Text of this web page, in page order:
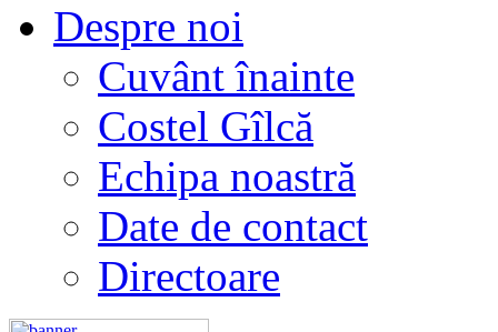
Despre noi
Cuvânt înainte
Costel Gîlcă
Echipa noastră
Date de contact
Directoare